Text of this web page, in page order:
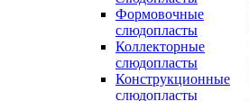
Формовочные
слюдопласты
Коллекторные
слюдопласты
Конструкционные
слюдопласты